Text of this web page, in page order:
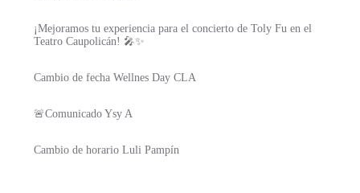
¡Mejoramos tu experiencia para el concierto de Toly Fu en el
Teatro Caupolicán! 🎤✨
Cambio de fecha Wellnes Day CLA
🚨Comunicado Ysy A
Cambio de horario Luli Pampín